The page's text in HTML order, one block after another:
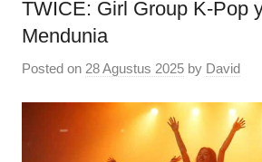
TWICE: Girl Group K-Pop
Mendunia
Posted on 28 Agustus 2025 by David